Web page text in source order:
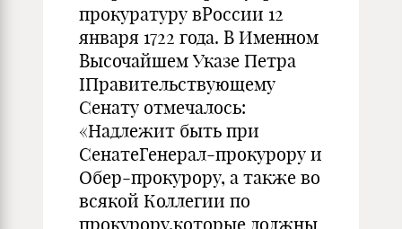
прокуратуру вРоссии 12
января 1722 года. В Именном
Высочайшем Указе Петра
IПравительствующему
Сенату отмечалось:
«Надлежит быть при
СенатеГенерал-прокурору и
Обер-прокурору, а также во
всякой Коллегии по
прокурору,которые должны